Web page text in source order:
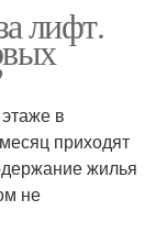
лифт.
в
приходят
жилья
не